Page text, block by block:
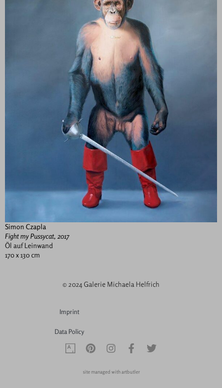
Simon Czapla
Fight my Pussycat, 2017
Öl auf Leinwand
170 x 130 cm
© 2024 Galerie Michaela Helfrich
Imprint
Data Policy
site managed with artbutler